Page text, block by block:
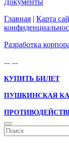
Главная | Карта
Разработка
... ...
КУПИТЬ БИЛЕТ
ПУШКИНСКАЯ